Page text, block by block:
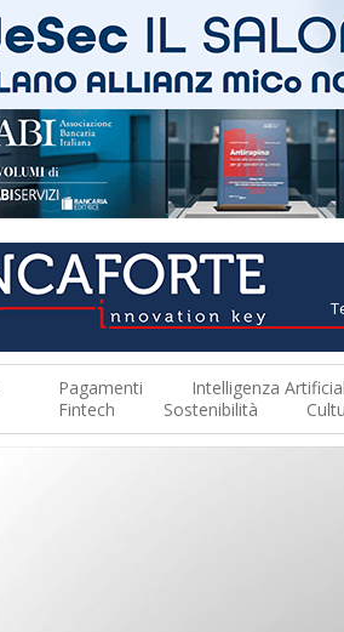
Pagamenti Intelligenza
Fintech
Sostenibilità